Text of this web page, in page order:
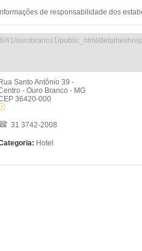
Informações de responsabilidade dos
41/ourobranco1/public_html/
Rua Santo Antônio 39 -
- Ouro Branco - MG
36420-000
31 3742-2008
Hotel